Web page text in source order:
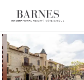
VENDIDO POR BARNES